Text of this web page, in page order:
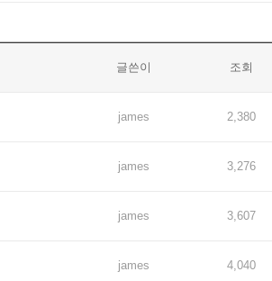
글쓴이 조회
james 2,380
james 3,276
james 3,607
james 4,040